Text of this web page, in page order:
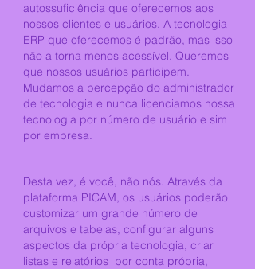
autossuficiência que oferecemos aos
nossos clientes e usuários. A tecnologia
ERP que oferecemos é padrão, mas isso
não a torna menos acessível. Queremos
que nossos usuários participem.
Mudamos a percepção do administrador
de tecnologia e nunca licenciamos nossa
tecnologia por número de usuário e sim
por empresa.
Desta vez, é você, não nós. Através da
plataforma PICAM, os usuários poderão
customizar um grande número de
arquivos e tabelas, configurar alguns
aspectos da própria tecnologia, criar
listas e relatórios por conta própria,